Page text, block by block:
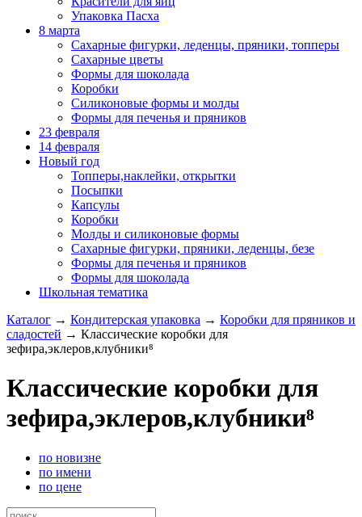
Упаковка Пасха
8 марта
Сахарные фигурки, леденцы, пряники, топперы
Сахарные цветы
Формы для шоколада
Коробки
Силиконовые формы и молды
Формы для печенья и пряников
23 февраля
14 февраля
Новый год
Топперы,наклейки, открытки
Посыпки
Капсулы
Коробки
Молды и силиконовые формы
Сахарные фигурки, пряники, леденцы, безе
Формы для печенья и пряников
Формы для шоколада
Школьная тематика
Каталог → Кондитерская упаковка → Коробки для пряников и
сладостей → Классические коробки для
зефира,эклеров,клубники⁸
Классические коробки для
зефира,эклеров,клубники⁸
по новизне
по имени
по цене